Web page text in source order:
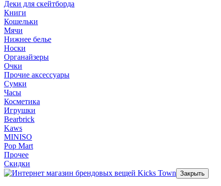
Деки для скейтборда
Книги
Кошельки
Мячи
Нижнее белье
Носки
Органайзеры
Очки
Прочие аксессуары
Сумки
Часы
Косметика
Игрушки
Bearbrick
Kaws
MINISO
Pop Mart
Прочее
Скидки
Закрыть